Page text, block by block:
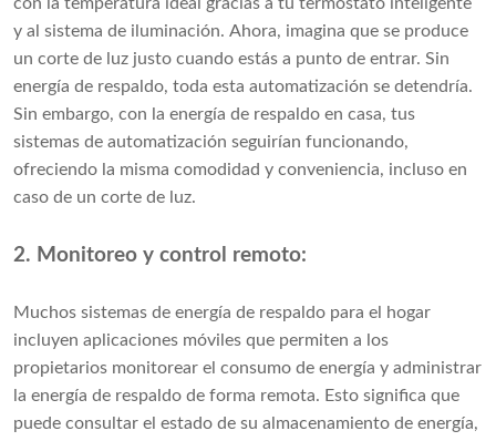
y al sistema de iluminación. Ahora, imagina que se produce
un corte de luz justo cuando estás a punto de entrar. Sin
energía de respaldo, toda esta automatización se detendría.
Sin embargo, con la energía de respaldo en casa, tus
sistemas de automatización seguirían funcionando,
ofreciendo la misma comodidad y conveniencia, incluso en
caso de un corte de luz.
2. Monitoreo y control remoto:
Muchos sistemas de energía de respaldo para el hogar
incluyen aplicaciones móviles que permiten a los
propietarios monitorear el consumo de energía y administrar
la energía de respaldo de forma remota. Esto significa que
puede consultar el estado de su almacenamiento de energía,